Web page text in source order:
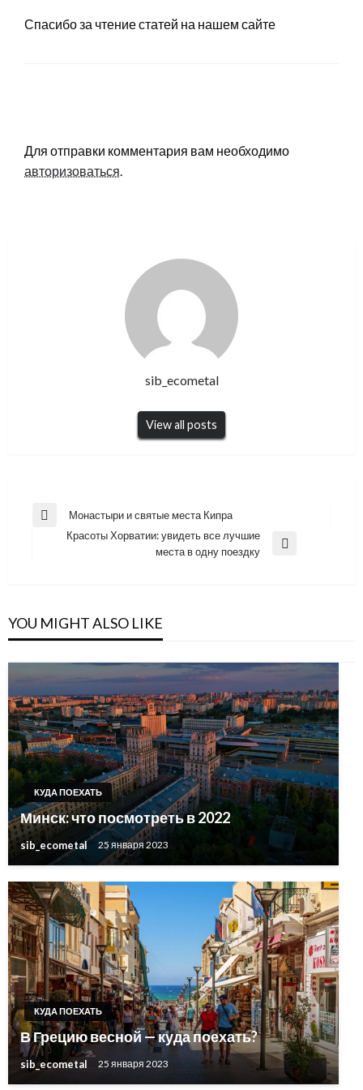
Спасибо за чтение статей на нашем сайте
Для отправки комментария вам необходимо
авторизоваться.
sib_ecometal
View all posts
Навигация
Previous
Монастыри и святые места Кипра
Красоты Хорватии: увидеть все лучшие
места в одну поездку
YOU MIGHT ALSO LIKE
КУДА ПОЕХАТЬ
Минск: что посмотреть в 2022
sib_ecometal 25 января 2023
КУДА ПОЕХАТЬ
В Грецию весной — куда поехать?
sib_ecometal 25 января 2023